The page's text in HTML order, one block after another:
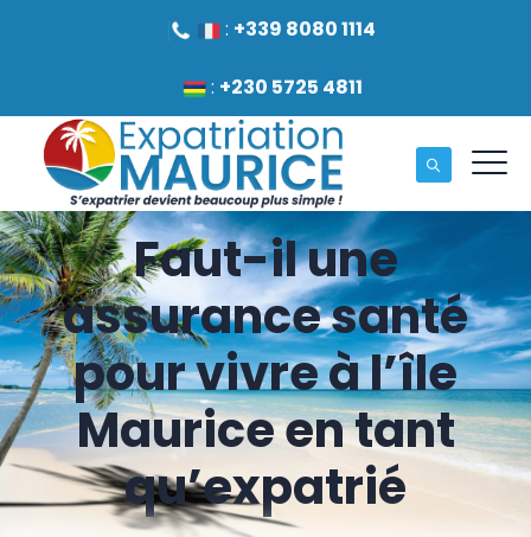
: +339 8080 1114
: +230 5725 4811
Faut-il une
assurance santé
pour vivre à l’île
Maurice en tant
qu’expatrié